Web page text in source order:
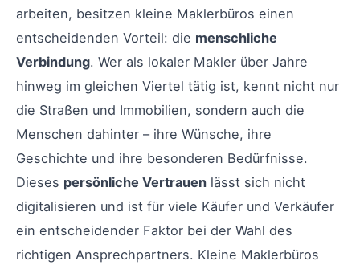
arbeiten, besitzen kleine Maklerbüros einen
entscheidenden Vorteil: die menschliche
Verbindung. Wer als lokaler Makler über Jahre
hinweg im gleichen Viertel tätig ist, kennt nicht nur
die Straßen und Immobilien, sondern auch die
Menschen dahinter – ihre Wünsche, ihre
Geschichte und ihre besonderen Bedürfnisse.
Dieses persönliche Vertrauen lässt sich nicht
digitalisieren und ist für viele Käufer und Verkäufer
ein entscheidender Faktor bei der Wahl des
richtigen Ansprechpartners. Kleine Maklerbüros